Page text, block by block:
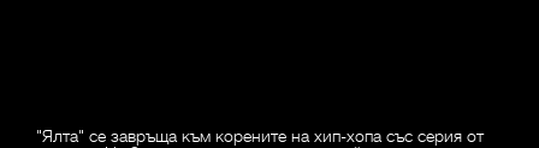
"Ялта" се завръща към корените на хип-хопа със серия от